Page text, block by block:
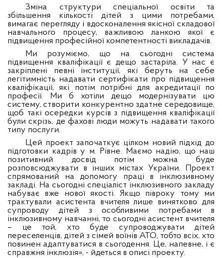
Зміна структури спеціальної освіти та
збільшення кількості дітей з цими потребами,
вимагає перегляду і вдосконалення якісної складової
навчального процесу, важливою ланкою якої є
підвищення професійної компетентності викладачів.
Ми розуміємо, що на сьогодні система
підвищення кваліфікації є дещо застаріла. У нас є
закріплені певні інституції, які беруть на себе
легітимність надавати сертифікати про підвищення
кваліфікації, які потім потрібні для акредитації по
професії. Ми б хотіли дещо модернізувати цю
систему, створити конкурентно здатне середовище,
щоб такі осередки курсів з підвищення кваліфікації
були скрізь, де фахові люди можуть надавати такого
типу послуги.
Цей проект започаткує цілком новий підхід до
підготовки кадрів у м. Рівне. Маємо надію, що наш
позитивний досвід потім можна буде
розповсюджувати в інших містах України. Проект
спрямований на допомогу праці в інклюзивному
закладі. На сьогодні спеціаліст інклюзивного закладу
набуває вже нової якості. Якщо півроку тому ми
трактували асистента вчителя лише винятково для
супроводу дітей з особливими потребами в
інклюзивному навчанні, то сьогодні асистент вчителя
– це той, хто буде супроводжувати дітей
переселенців, дітей з сімей воїнів АТО, тобто всіх, хто
повинен адаптуватися в сьогодення. Це, напевне, і є
справжня інклюзія», - йдеться в описі проекту.